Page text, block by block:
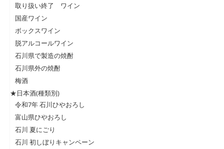
取り扱い終了 ワイン
国産ワイン
ボックスワイン
脱アルコールワイン
石川県で製造の焼酎
石川県外の焼酎
梅酒
★日本酒(種類別)
令和7年 石川ひやおろし
富山県ひやおろし
石川 夏にごり
石川 初しぼりキャンペーン